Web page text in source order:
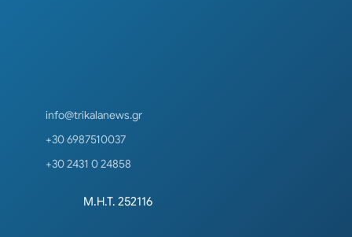
info@trikalanews.gr
+30 6987510037
+30 2431 0 24858
Μ.Η.Τ. 252116